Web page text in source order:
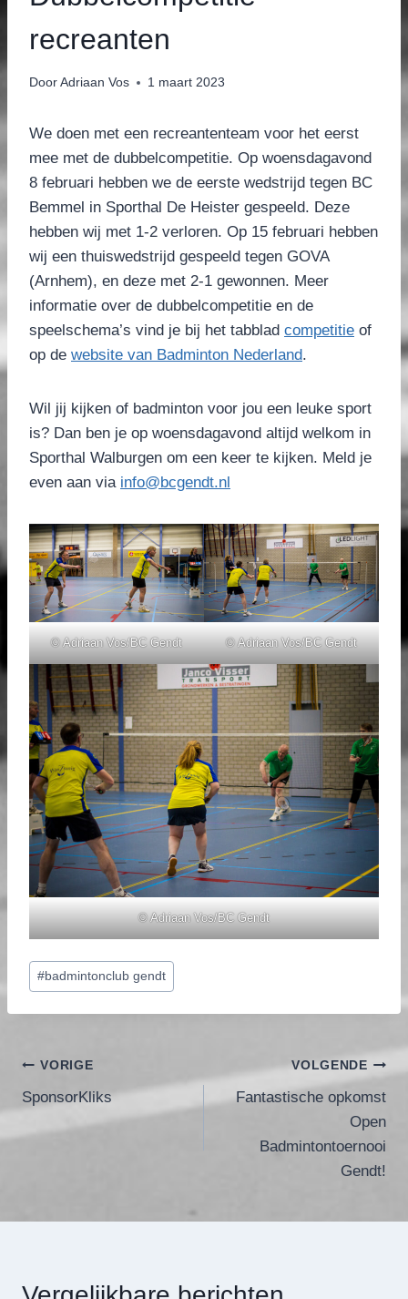
recreanten
Door Adriaan Vos 1 maart 2023
We doen met een recreantenteam voor het eerst
mee met de dubbelcompetitie. Op woensdagavond
8 februari hebben we de eerste wedstrijd tegen BC
Bemmel in Sporthal De Heister gespeeld. Deze
hebben wij met 1-2 verloren. Op 15 februari hebben
wij een thuiswedstrijd gespeeld tegen GOVA
(Arnhem), en deze met 2-1 gewonnen. Meer
informatie over de dubbelcompetitie en de
speelschema’s vind je bij het tabblad competitie of
op de website van Badminton Nederland.
Wil jij kijken of badminton voor jou een leuke sport
is? Dan ben je op woensdagavond altijd welkom in
Sporthal Walburgen om een keer te kijken. Meld je
even aan via info@bcgendt.nl
© Adriaan Vos/BC Gendt © Adriaan Vos/BC Gendt
© Adriaan Vos/BC Gendt
Bericht
tags:
#badmintonclub gendt
Bericht
navigatie
VORIGE
SponsorKliks
VOLGENDE
Fantastische opkomst
Open
Badmintontoernooi
Gendt!